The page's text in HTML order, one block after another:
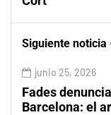
Siguiente noticia
junio 25, 2026
Fades
Barcelona: el